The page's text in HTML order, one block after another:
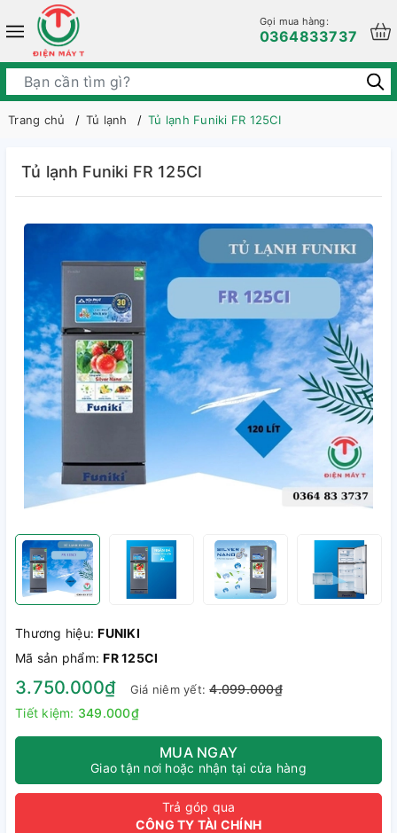
Gọi mua hàng:
0364833737
Trang chủ Tủ lạnh Tủ lạnh Funiki FR 125CI
Tủ lạnh Funiki FR 125CI
Thương hiệu:FUNIKI
Mã sản phẩm:FR 125CI
3.750.000₫ Giá niêm yết:4.099.000₫
Tiết kiệm: 349.000₫
MUA NGAY
Giao tận nơi hoặc nhận tại cửa hàng
Trả góp qua
CÔNG TY TÀI CHÍNH